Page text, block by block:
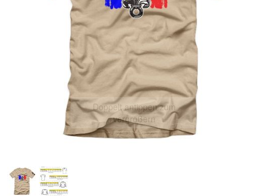
Doppelt antippen zum
vergrößern